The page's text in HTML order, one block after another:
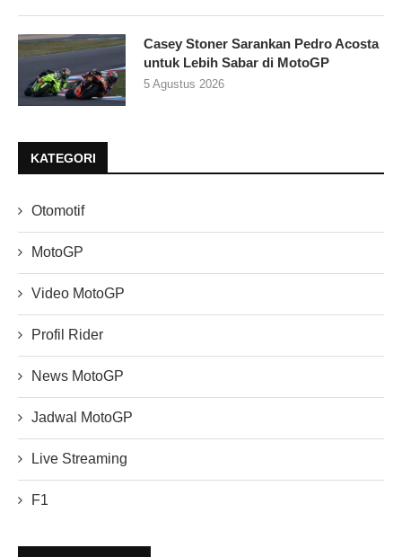
Casey Stoner Sarankan Pedro Acosta
untuk Lebih Sabar di MotoGP
5 Agustus 2026
KATEGORI
Otomotif
MotoGP
Video MotoGP
Profil Rider
News MotoGP
Jadwal MotoGP
Live Streaming
F1